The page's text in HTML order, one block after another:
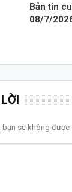
Bản tin
08/7/
bạn sẽ không được